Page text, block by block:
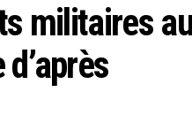
militaires